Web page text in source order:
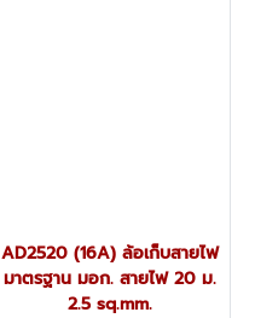
AD2520 (16A) ล้อเก็บสายไฟ
มาตรฐาน มอก. สายไฟ 20 ม.
2.5 sq.mm.